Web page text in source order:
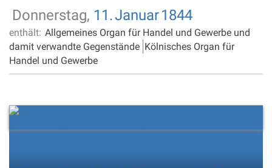
Donnerstag, 11.Januar1844
enthält: Allgemeines Organ für Handel und Gewerbe und
damit verwandte Gegenstände Kölnisches Organ für
Handel und Gewerbe